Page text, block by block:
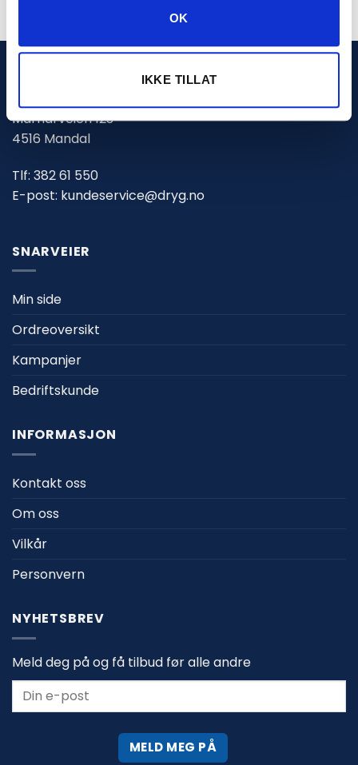
OK
IKKE TILLAT
DRYG.NO (PN PROSJEKT AS)
Marnarveien 123
4516 Mandal
Tlf: 382 61 550
E-post: kundeservice@dryg.no
SNARVEIER
Min side
Ordreoversikt
Kampanjer
Bedriftskunde
INFORMASJON
Kontakt oss
Om oss
Vilkår
Personvern
NYHETSBREV
Meld deg på og få tilbud før alle andre
MELD MEG PÅ